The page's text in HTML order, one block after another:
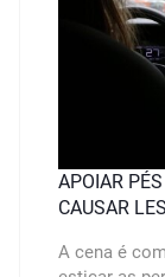
APOIAR
CAUSAR
A cena é